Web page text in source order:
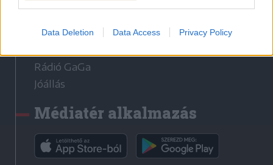
Data Deletion Data Access Privacy Policy
Főtér
Rádió GaGa
Jóállás
Médiatér alkalmazás